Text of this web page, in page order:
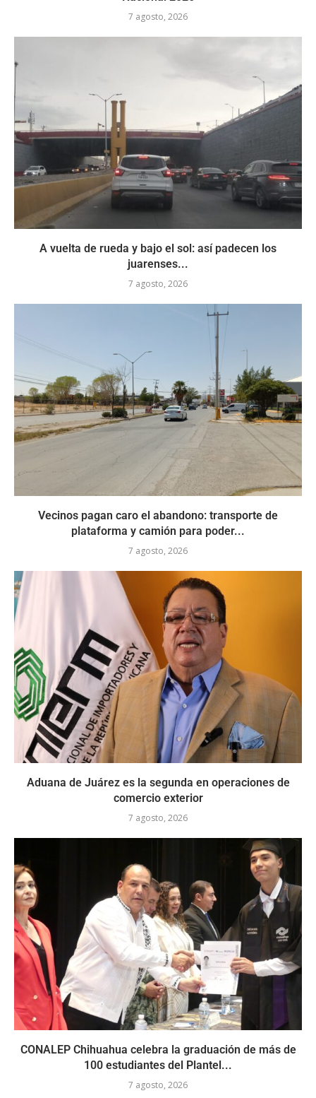
7 agosto, 2026
A vuelta de rueda y bajo el sol: así padecen los
juarenses...
7 agosto, 2026
Vecinos pagan caro el abandono: transporte de
plataforma y camión para poder...
7 agosto, 2026
Aduana de Juárez es la segunda en operaciones de
comercio exterior
7 agosto, 2026
CONALEP Chihuahua celebra la graduación de más de
100 estudiantes del Plantel...
7 agosto, 2026